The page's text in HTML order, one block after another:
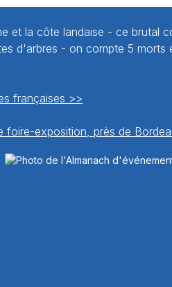
et la côte landaise - ce brutal
d'arbres - on compte 5 morts
françaises >>
foire-exposition, près de